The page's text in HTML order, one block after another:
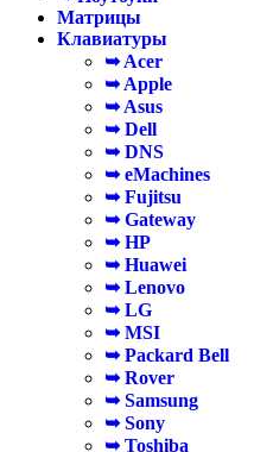
Матрицы
Клавиатуры
➥ Acer
➥ Apple
➥ Asus
➥ Dell
➥ DNS
➥ eMachines
➥ Fujitsu
➥ Gateway
➥ HP
➥ Huawei
➥ Lenovo
➥ LG
➥ MSI
➥ Packard Bell
➥ Rover
➥ Samsung
➥ Sony
➥ Toshiba